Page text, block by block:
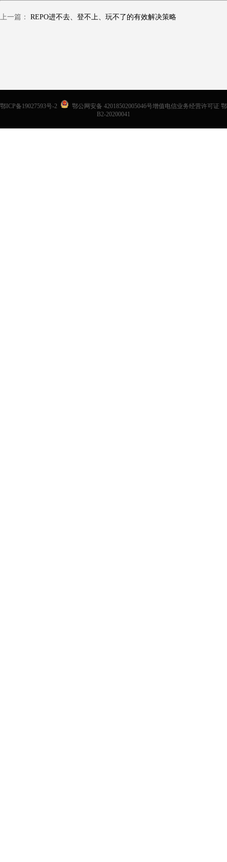
上一篇： REPO进不去、登不上、玩不了的有效解决策略
鄂ICP备19027593号-2
鄂公网安备 42018502005046号增值电信业务经营许可证 鄂
B2-20200041